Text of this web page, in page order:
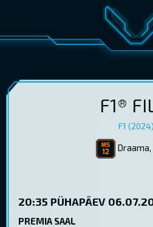
FILMID
F1®
F1 (2024)
20:35 PÜHAPÄEV
PREMIA SAAL